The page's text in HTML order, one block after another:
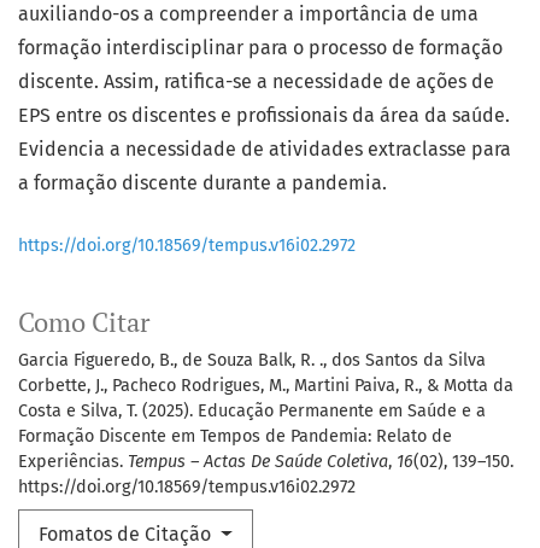
Como Citar
Garcia Figueredo, B., de Souza Balk, R. ., dos Santos da Silva
Corbette, J., Pacheco Rodrigues, M., Martini Paiva, R., & Motta da
Costa e Silva, T. (2025). Educação Permanente em Saúde e a
Formação Discente em Tempos de Pandemia: Relato de
Experiências. Tempus – Actas De Saúde Coletiva, 16(02), 139–150.
https://doi.org/10.18569/tempus.v16i02.2972
Fomatos de Citação
auxiliando-os a compreender a importância de uma
formação interdisciplinar para o processo de formação
discente. Assim, ratifica-se a necessidade de ações de
EPS entre os discentes e profissionais da área da saúde.
Evidencia a necessidade de atividades extraclasse para
a formação discente durante a pandemia.
https://doi.org/10.18569/tempus.v16i02.2972